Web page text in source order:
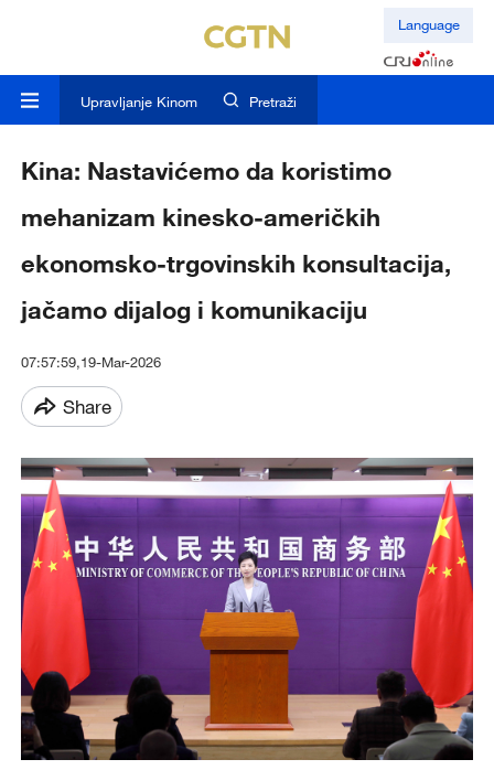
Language
Upravljanje Kinom Pretraži
Kina: Nastavićemo da koristimo
mehanizam kinesko-američkih
ekonomsko-trgovinskih konsultacija,
jačamo dijalog i komunikaciju
07:57:59,19-Mar-2026
Share